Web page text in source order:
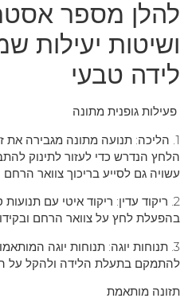
להלן מספר
ושיטות יעילות
לידה טבעי
פעילות גופנית מתונה
1. הליכה: תנועה מתונה מגבירה
הלחץ הנדרש כדי לעזור לתינוק
עשויה גם לסייע בריכוך צוואר הרחם
2. ריקוד עדין: ריקוד איטי עם תנועות
בהפעלת לחץ על צוואר הרחם
3. תנוחות יוגה: תנוחות יוגה
להתמקם בתעלת הלידה ולהקל על
תזונה מותאמת